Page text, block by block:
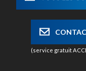
(service gratuit